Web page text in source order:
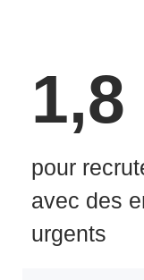
pour
avec des
urgents